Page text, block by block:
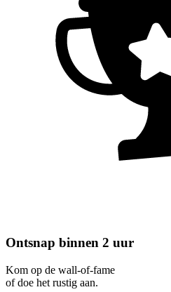
Ontsnap binnen 2 uur
Kom op de wall-of-fame
of doe het rustig aan.